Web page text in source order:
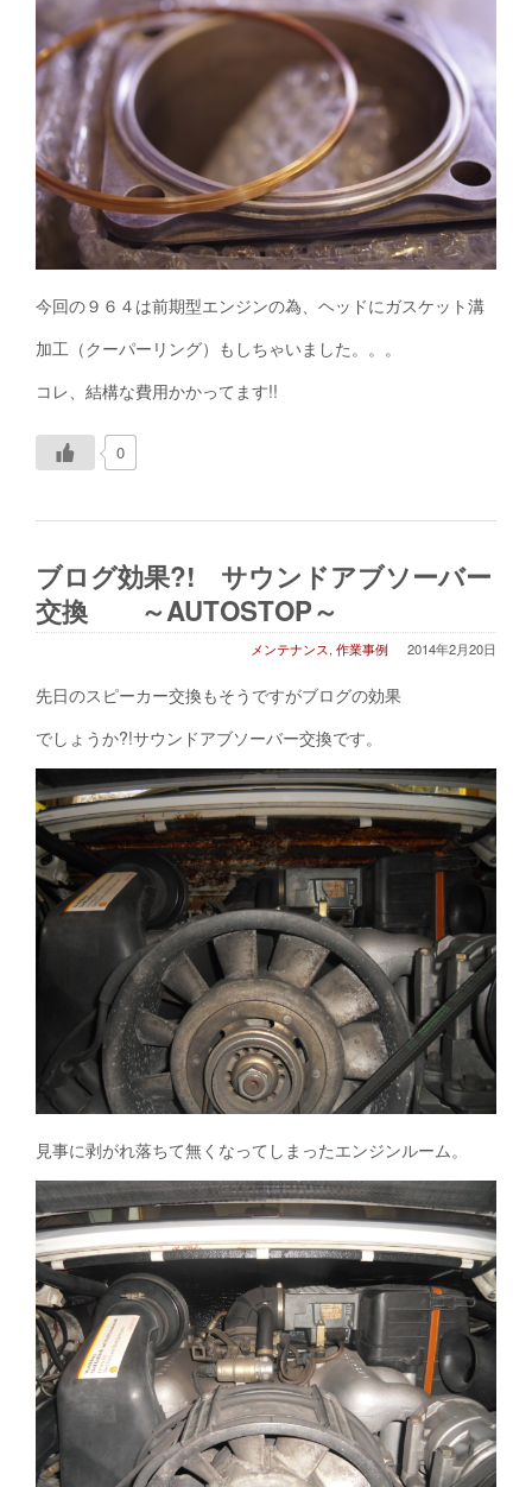
今回の９６４は前期型エンジンの為、ヘッドにガスケット溝
加工（クーパーリング）もしちゃいました。。。
コレ、結構な費用かかってます!!
0
ブログ効果?! サウンドアブソーバー
交換 ～AUTOSTOP～
2014年2月20日
メンテナンス, 作業事例
先日のスピーカー交換もそうですがブログの効果
でしょうか?!サウンドアブソーバー交換です。
見事に剥がれ落ちて無くなってしまったエンジンルーム。